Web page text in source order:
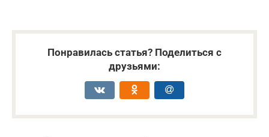
Понравилась статья? Поделиться с
друзьями: